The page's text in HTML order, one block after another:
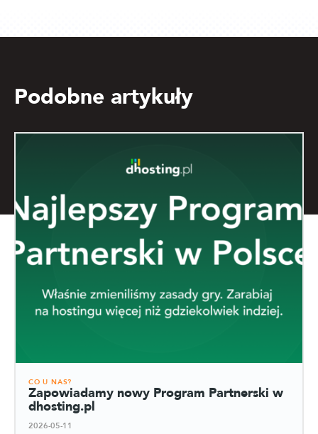
Podobne artykuły
CO U NAS?
Zapowiadamy nowy Program Partnerski w
dhosting.pl
2026-05-11